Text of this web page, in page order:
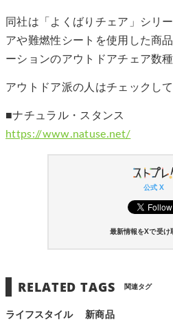
同社は「よくばりチェア」シリ
アや難燃性シートを使用した商
ーションのアウトドアチェア数種
アウトドア派の人はチェックして
■ナチュラル・スタンス
https://www.natuse.net/
公式 X
最新情報をXで受け
RELATED TAGS 関連タグ
ライフスタイル 新商品